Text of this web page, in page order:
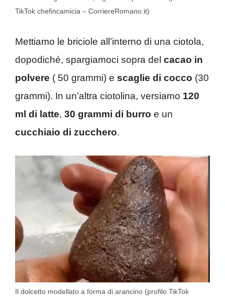
TikTok chefincamicia – CorriereRomano.it)
Mettiamo le briciole all’interno di una ciotola,
dopodiché, spargiamoci sopra del cacao in
polvere ( 50 grammi) e scaglie di cocco (30
grammi). In un’altra ciotolina, versiamo 120
ml di latte, 30 grammi di burro e un
cucchiaio di zucchero.
Il dolcetto modellato a forma di arancino (profilo TikTok